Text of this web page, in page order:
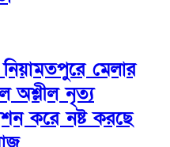
মেলার
অশ্লীল নৃত্য
করে নষ্ট করছে